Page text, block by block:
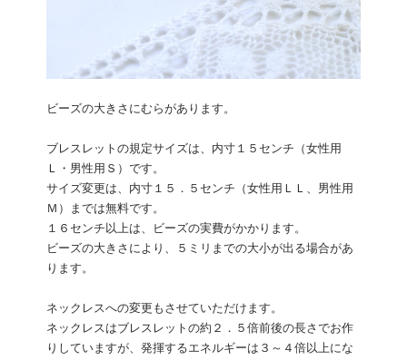
ビーズの大きさにむらがあります。
ブレスレットの規定サイズは、内寸１５センチ（女性用
Ｌ・男性用Ｓ）です。
サイズ変更は、内寸１５．５センチ（女性用ＬＬ、男性用
Ｍ）までは無料です。
１６センチ以上は、ビーズの実費がかかります。
ビーズの大きさにより、５ミリまでの大小が出る場合があ
ります。
ネックレスへの変更もさせていただけます。
ネックレスはブレスレットの約２．５倍前後の長さでお作
りしていますが、発揮するエネルギーは３～４倍以上にな